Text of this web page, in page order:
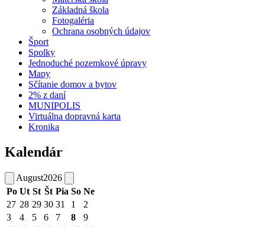
Základná škola
Fotogaléria
Ochrana osobných údajov
Šport
Spolky
Jednoduché pozemkové úpravy
Mapy
Sčítanie domov a bytov
2% z daní
MUNIPOLIS
Virtuálna dopravná karta
Kronika
Kalendár
August2026
Po Ut St Št Pia So Ne
27 28 29 30 31 1
2
3
4 5 6 7 8
9